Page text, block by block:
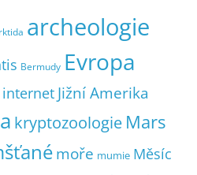
archeologie
Bermudy Evropa
internet Jižní Amerika
kryptozoologie Mars
moře mumie Měsíc